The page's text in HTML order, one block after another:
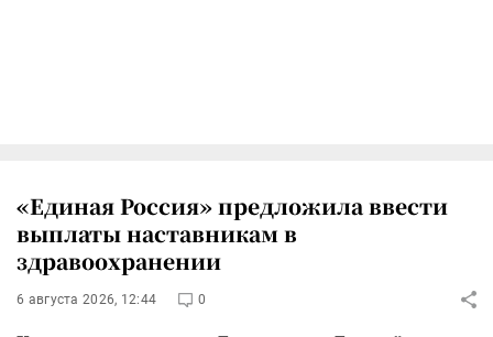
«Единая Россия» предложила ввести
выплаты наставникам в
здравоохранении
6 августа 2026, 12:44 0